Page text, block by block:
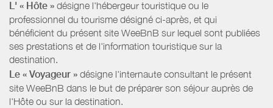
L' « Hôte » désigne l'hébergeur touristique ou le
professionnel du tourisme désigné ci-après, et qui
bénéficient du présent site WeeBnB sur lequel sont publiées
ses prestations et de l'information touristique sur la
destination.
Le « Voyageur » désigne l'internaute consultant le présent
site WeeBnB dans le but de préparer son séjour auprès de
l'Hôte ou sur la destination.